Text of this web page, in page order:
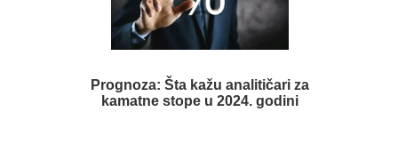
Prognoza: Šta kažu analitičari za
kamatne stope u 2024. godini